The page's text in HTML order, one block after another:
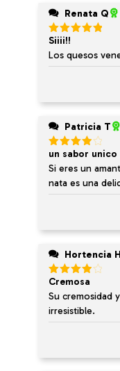
Renata Q
Valorado
en 5de 5
Siiii!!
Los quesos
Patricia T
Valorado
en4de
5
un sabor unico
Si eres un
nata es una
Hortencia H
Valorado
en4de
5
Cremosa
Su cremosidad
irresistible.